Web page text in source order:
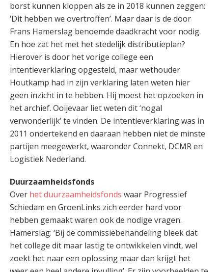
borst kunnen kloppen als ze in 2018 kunnen zeggen:
‘Dit hebben we overtroffen’. Maar daar is de door
Frans Hamerslag benoemde daadkracht voor nodig.
En hoe zat het met het stedelijk distributieplan?
Hierover is door het vorige college een
intentieverklaring opgesteld, maar wethouder
Houtkamp had in zijn verklaring laten weten hier
geen inzicht in te hebben. Hij moest het opzoeken in
het archief. Ooijevaar liet weten dit ‘nogal
verwonderlijk’ te vinden. De intentieverklaring was in
2011 ondertekend en daaraan hebben niet de minste
partijen meegewerkt, waaronder Connekt, DCMR en
Logistiek Nederland.
Duurzaamheidsfonds
Over het duurzaamheidsfonds waar Progressief
Schiedam en GroenLinks zich eerder hard voor
hebben gemaakt waren ook de nodige vragen.
Hamerslag: ‘Bij de commissiebehandeling bleek dat
het college dit maar lastig te ontwikkelen vindt, wel
zoekt het naar een oplossing maar dan krijgt het